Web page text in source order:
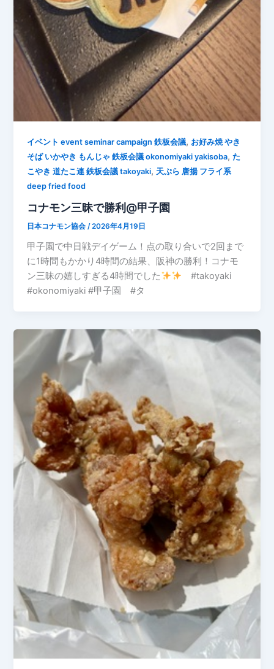
イベント event seminar campaign 鉄板会議, お好み焼 やき
そば いかやき もんじゃ 鉄板会議 okonomiyaki yakisoba,た
こやき 道たこ連 鉄板会議 takoyaki, 天ぷら 唐揚 フライ系
deep fried food
コナモン三昧で勝利@甲子園
日本コナモン協会/2026年4月19日
甲子園で中日戦デイゲーム！点の取り合いで2回まで
に1時間もかかり4時間の結果、阪神の勝利！コナモ
ン三昧の嬉しすぎる4時間でした
#takoyaki
#okonomiyaki #甲子園 #タ